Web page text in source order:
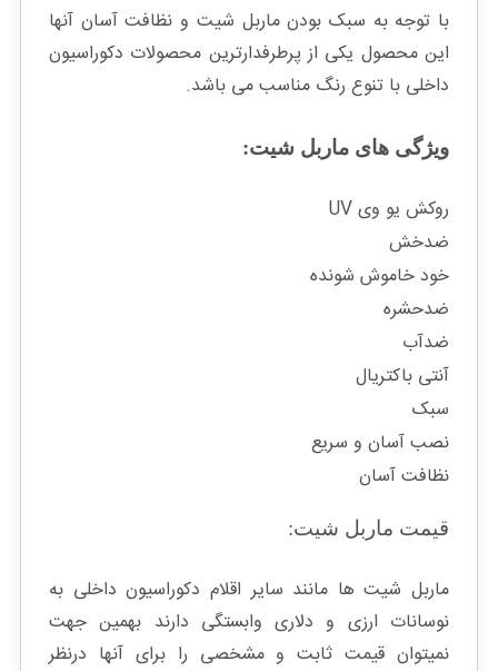
با توجه به سبک بودن ماربل شیت و نظافت آسان آنها
این محصول یکی از پرطرفدارترین محصولات دکوراسیون
داخلی با تنوع رنگ مناسب می باشد.
ویژگی های ماربل شیت:
روکش یو وی UV
ضدخش
خود خاموش شونده
ضدحشره
ضدآب
آنتی باکتریال
سبک
نصب آسان و سریع
نظافت آسان
قیمت ماربل شیت:
ماربل شیت ها مانند سایر اقلام دکوراسیون داخلی به
نوسانات ارزی و دلاری وابستگی دارند بهمین جهت
نمیتوان قیمت ثابت و مشخصی را برای آنها درنظر